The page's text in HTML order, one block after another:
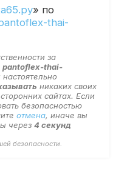
» по
thai-
за
pantoflex-thai-
никаких своих
сайтах. Если
безопасностью
отмена, иначе вы
через 4 секунд
безопасности.